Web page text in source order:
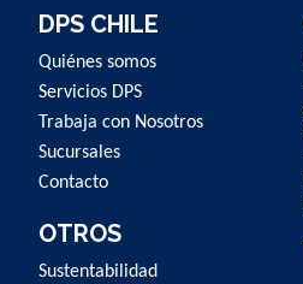
DPS CHILE
Quiénes somos
Servicios DPS
Trabaja con Nosotros
Sucursales
Contacto
OTROS
Sustentabilidad